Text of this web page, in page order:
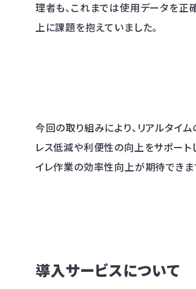
理者も、これまでは使用データを正
上に課題を抱えていました。
今回の取り組みにより、リアルタイ
レス低減や利便性の向上をサポート
イレ作業の効率性向上が期待できま
導入サービスについて